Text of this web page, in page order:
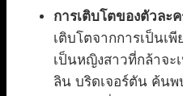
การเติบโตของตัวละค
เติบโตจากการเป็นเพี
เป็นหญิงสาวที่กล้าจะ
ลิน บริดเจอร์ตัน ค้น